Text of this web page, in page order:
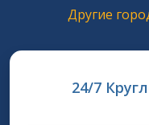
Другие
24/7